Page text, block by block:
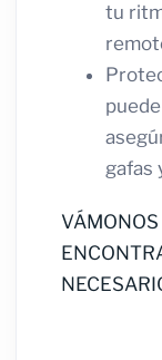
tu
gafas